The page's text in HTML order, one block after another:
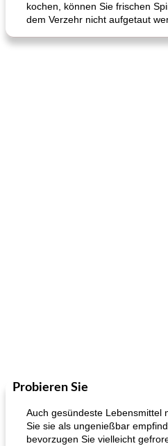
Hühnchen, Süßkartoffelsuppe
kochen, können Sie frischen
dem Verzehr nicht aufgetaut
Probieren Sie
Auch gesündeste Lebensmittel
Sie sie als ungenießbar
bevorzugen Sie vielleicht